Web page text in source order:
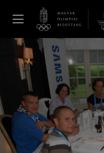
Hírek
Galéria
Dakar 2026